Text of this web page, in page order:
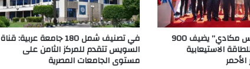
منتجع “الباتروس مكادي” يضيف 900
الاستيعابية
الأحمر
في تصنيف شمل 180 جامعة عربية: قناة
السويس تتقدم للمركز الثامن على
مستوى الجامعات المصرية